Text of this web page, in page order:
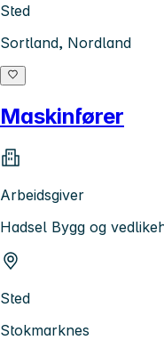
Sted
Sortland, Nordland
Maskinfører
Arbeidsgiver
Hadsel Bygg og
Sted
Stokmarknes